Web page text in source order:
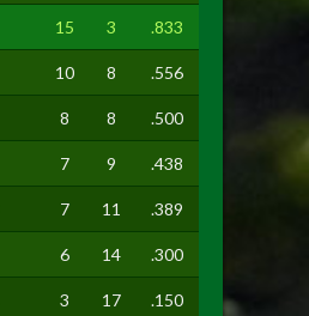
15 3 .833
10 8 .556
8 8 .500
7 9 .438
7 11 .389
6 14 .300
3 17 .150